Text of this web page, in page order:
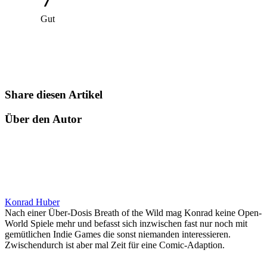
Gut
Share diesen Artikel
Über den Autor
Konrad Huber
Nach einer Über-Dosis Breath of the Wild mag Konrad keine Open-
World Spiele mehr und befasst sich inzwischen fast nur noch mit
gemütlichen Indie Games die sonst niemanden interessieren.
Zwischendurch ist aber mal Zeit für eine Comic-Adaption.